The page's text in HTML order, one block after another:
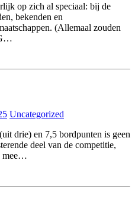
op zich al speciaal: bij de
bekenden en
(Allemaal zouden
Uncategorized
drie) en 7,5 bordpunten is geen
deel van de competitie,
mee…